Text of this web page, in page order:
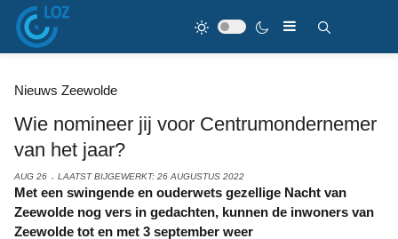
Nieuws Zeewolde
Wie nomineer jij voor Centrumondernemer
van het jaar?
AUG 26 LAATST BIJGEWERKT: 26 AUGUSTUS 2022
Met een swingende en ouderwets gezellige Nacht van
Zeewolde nog vers in gedachten, kunnen de inwoners van
Zeewolde tot en met 3 september weer